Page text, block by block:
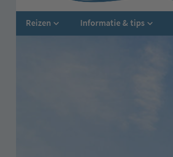
Reizen Informatie & tips